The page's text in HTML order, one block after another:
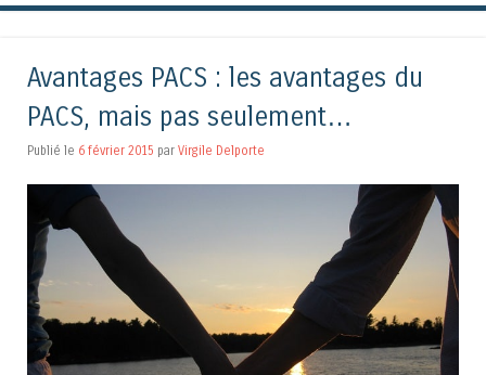
Avantages PACS : les avantages du
PACS, mais pas seulement…
Publié le 6 février 2015 par Virgile Delporte